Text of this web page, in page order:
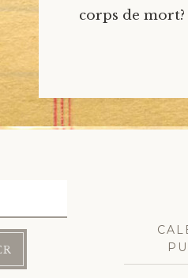
corps de mort?